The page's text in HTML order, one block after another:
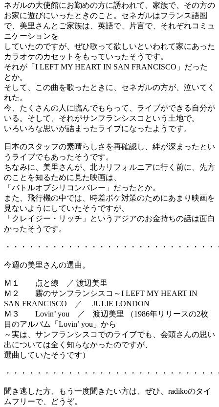
ネガルの大使館にお勤めの方に誘われて、家族で、その方の
お家に遊びにいったときのこと。セネガルはフランス語圏
で、美里さんとご家族は、英語で、片言で、それぞれコミュ
ニケーションを
していたのですが、ぜひ歌って欲しいといわれて家にあった
カラオケのカセットをもっていったそうです。
それが「I LEFT MY HEART IN SAN FRANCISCO」だった
とか。
そして、この曲を歌ったときに、セネガルの方が、泣いてく
れた。
今、たくさんの人に臨んでもらって、ライブができる自分が
いる。そして、それがサンフランシスコという土地で。
いろいろな思いが詰まったライブになったようです。
日本のスタッフの素晴らしさを再確認し、絆が深まったとい
うライブでもあったそうです。
ちなみに、美里さんが、北カリフォルニアに行く前に、先方
のことを知るために見た映画は、
「バトルオブシリコンバレー」だったとか。
また、飛行機の中では、時差ボケ対策のためにあまり映画を
見ないようにしていたそうですが、
「クレイジー・リッチ」というアジアのお金持ちの話は面白
かったそうです。
・・・・・・・・・・・・・・・・・・・・・・・・・・
今週の美里さんの選曲。
Ｍ１ 点と線 ／ 渡辺美里
Ｍ２ 霧のサンフランシスコ～I LEFT MY HEART IN
SAN FRANCISCO ／ JULIE LONDON
Ｍ３ Lovin’ you ／ 渡辺美里 （1986年リリースの2枚
目のアルバム「Lovin’ you」から
～実は、サンフランシスコでのライブでも、会頭さんの思い
出については全く知らなかったのですが、
選曲していたそうです）
・・・・・・・・・・・・・・・・・・・・・・・・・・
聞き逃した方、もう一度聞きたい方は、ぜひ、radikoのタイ
ムフリーで、どうぞ。